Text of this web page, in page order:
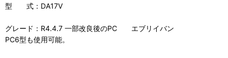
型 式：DA17V
グレード：R4.4.7 一部改良後のPC エブリイバン
PC6型も使用可能。